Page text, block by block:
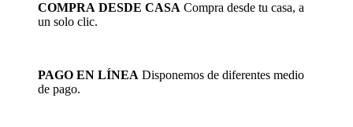
S/301.80.S/181.08.
variantes.
elegir
COMPRA DESDE CASA Compra desde tu casa, a
un solo clic.
PAGO EN LÍNEA Disponemos de diferentes medio
de pago.